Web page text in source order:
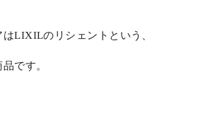
LIXILのリシェントという、
です。